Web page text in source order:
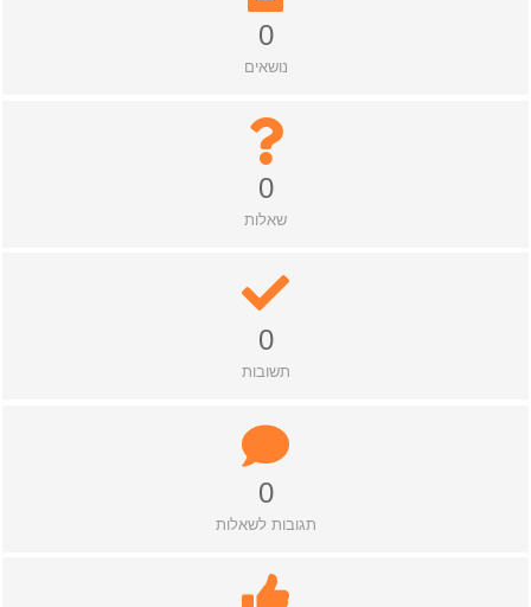
0
נושאים
0
שאלות
0
תשובות
0
תגובות לשאלות